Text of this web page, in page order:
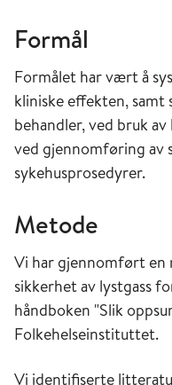
Formål
Formålet har vært å
kliniske effekten,
behandler, ved bruk
ved gjennomføring av
sykehusprosedyrer.
Metode
Vi har gjennomført en
sikkerhet av lystgass
håndboken "Slik
Folkehelseinstituttet.
Vi identifiserte